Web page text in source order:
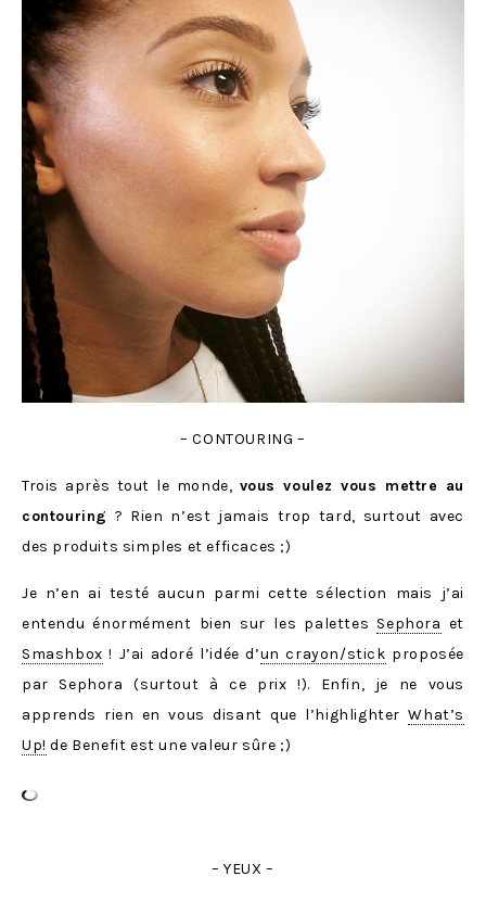
– CONTOURING –
Trois après tout le monde, vous voulez vous mettre au
contouring ? Rien n’est jamais trop tard, surtout avec
des produits simples et efficaces ;)
Je n’en ai testé aucun parmi cette sélection mais j’ai
entendu énormément bien sur les palettes Sephora et
Smashbox ! J’ai adoré l’idée d’un crayon/stick proposée
par Sephora (surtout à ce prix !). Enfin, je ne vous
apprends rien en vous disant que l’highlighterWhat’s
Up! de Benefit est une valeur sûre ;)
– YEUX –